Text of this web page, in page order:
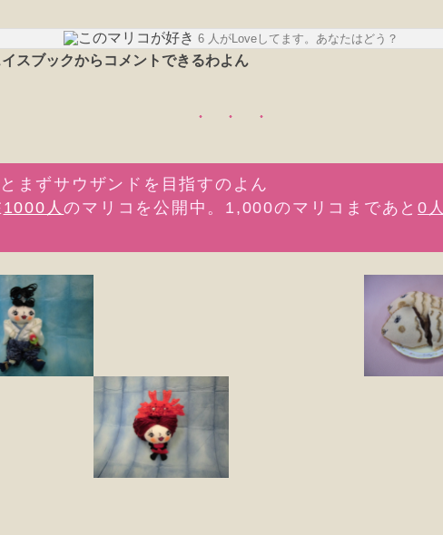
6 人がLoveしてます。あなたはどう？
1000人のマリコを公開中。1,000のマリコまであと0人